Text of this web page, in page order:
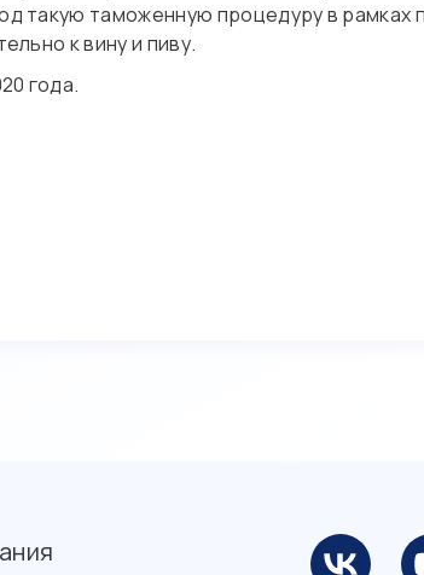
такую таможенную процедуру в
к вину и пиву.
года.